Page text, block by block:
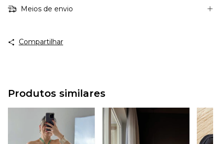
Meios de envio
Compartilhar
Produtos similares